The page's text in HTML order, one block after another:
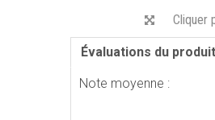
Cliquer
Évaluations du produit
Note moyenne :